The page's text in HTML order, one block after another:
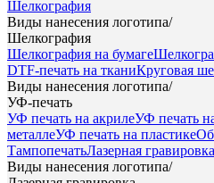
Шелкография
Виды нанесения логотипа/
Шелкография
Шелкография на бумаге
DTF-печать на тканиКруговая
Виды нанесения логотипа/
УФ-печать
УФ печать на акрилеУФ печать
металлеУФ печать на пластике
ТампопечатьЛазерная гравировка
Виды нанесения логотипа/